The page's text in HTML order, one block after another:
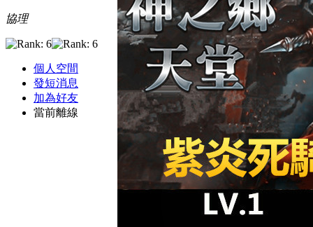
協理
個人空間
發短消息
加為好友
當前離線